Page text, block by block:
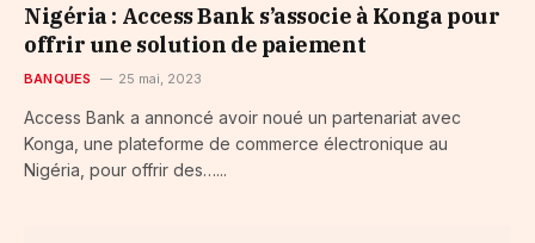
Nigéria : Access Bank s’associe à Konga pour
offrir une solution de paiement
BANQUES 25 mai, 2023
Access Bank a annoncé avoir noué un partenariat avec
Konga, une plateforme de commerce électronique au
Nigéria, pour offrir des…...